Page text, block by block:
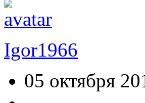
Igor1966
05 октября